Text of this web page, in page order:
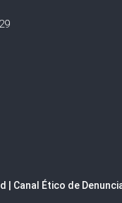
Canal Ético de